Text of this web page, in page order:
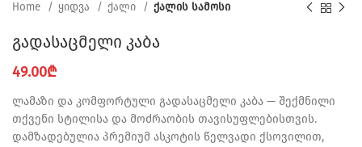
Home ყიდვა ქალი ქალის სამოსი
გადასაცმელი კაბა
49.00₾
ლამაზი და კომფორტული გადასაცმელი კაბა — შექმნილი
თქვენი სტილისა და მოძრაობის თავისუფლებისთვის.
დამზადებულია პრემიუმ ასკოტის წელვადი ქსოვილით,